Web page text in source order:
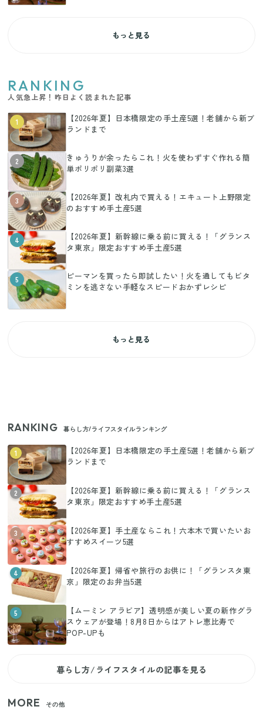
もっと見る
RANKING
人気急上昇！昨日よく読まれた記事
1
【2026年夏】日本橋限定の手土産5選！老舗から新ブ
ランドまで
2
きゅうりが余ったらこれ！火を使わずすぐ作れる簡
単ポリポリ副菜3選
3
【2026年夏】改札内で買える！エキュート上野限定
のおすすめ手土産5選
4
【2026年夏】新幹線に乗る前に買える！「グランス
タ東京」限定おすすめ手土産5選
5
ピーマンを買ったら即試したい！火を通してもビタ
ミンを逃さない手軽なスピードおかずレシピ
もっと見る
RANKING 暮らし方/ライフスタイルランキング
1
【2026年夏】日本橋限定の手土産5選！老舗から新ブ
ランドまで
2
【2026年夏】新幹線に乗る前に買える！「グランス
タ東京」限定おすすめ手土産5選
3
【2026年夏】手土産ならこれ！六本木で買いたいお
すすめスイーツ5選
4
【2026年夏】帰省や旅行のお供に！「グランスタ東
京」限定のお弁当5選
5
【ムーミン アラビア】透明感が美しい夏の新作グラ
スウェアが登場！8月8日からはアトレ恵比寿で
POP-UPも
暮らし方/ライフスタイルの記事を見る
MORE その他